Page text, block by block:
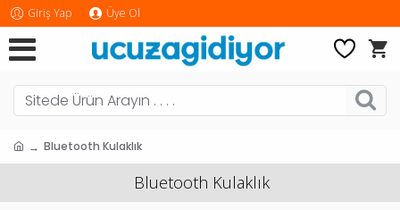
Giriş Yap Üye Ol
Bluetooth Kulaklık
Bluetooth Kulaklık